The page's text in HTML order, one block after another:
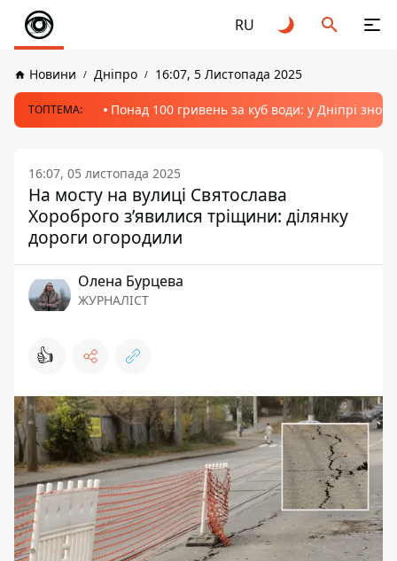
RU
Новини Дніпро 16:07, 5 Листопада 2025
ТОПТЕМА: Понад 100 гривень за куб води: у Дніпрі
16:07, 05 листопада 2025
На мосту на вулиці Святослава
Хороброго з’явилися тріщини: ділянку
дороги огородили
Олена Бурцева
ЖУРНАЛІСТ
👍